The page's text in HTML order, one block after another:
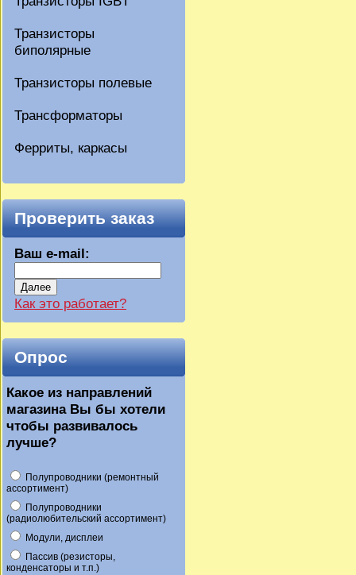
Транзисторы
биполярные
Транзисторы полевые
Трансформаторы
Ферриты, каркасы
Проверить заказ
Ваш e-mail:
Далее
Как это работает?
Опрос
Какое из направлений
магазина Вы бы хотели
чтобы развивалось
лучше?
Полупроводники (ремонтный
ассортимент)
Полупроводники
(радиолюбительский ассортимент)
Модули, дисплеи
Пассив (резисторы,
конденсаторы и т.п.)